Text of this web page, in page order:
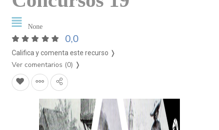
None
0,0
Califica y comenta este recurso ❭
Ver comentarios (0) ❭